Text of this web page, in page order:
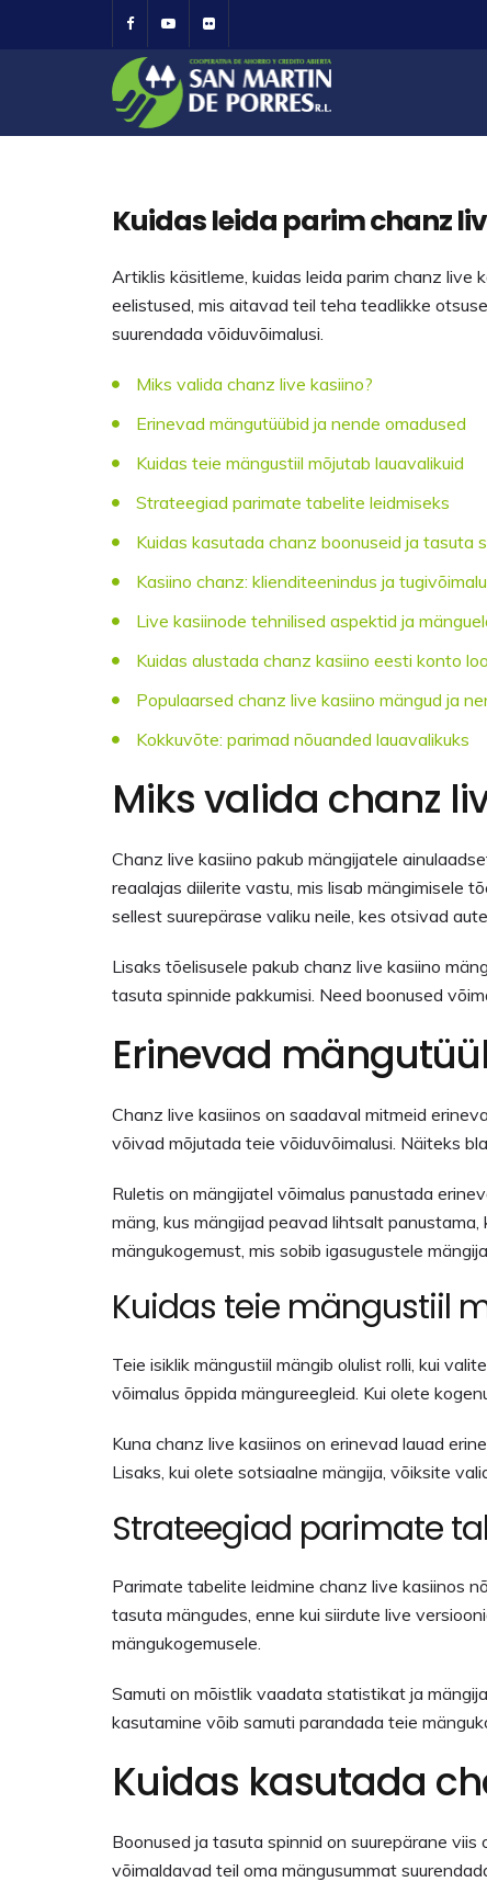
Kuidas leida parim chanz
Artiklis käsitleme, kuidas leida parim chanz live
eelistused, mis aitavad teil teha teadlikke
suurendada võiduvõimalusi.
Miks valida chanz live kasiino?
Erinevad mängutüübid ja nende omadused
Kuidas teie mängustiil mõjutab lauavalikuid
Strateegiad parimate tabelite leidmiseks
Kuidas kasutada chanz boonuseid ja tasuta
Kasiino chanz: klienditeenindus ja
Live kasiinode tehnilised aspektid ja
Kuidas alustada chanz kasiino eesti konto
Populaarsed chanz live kasiino mängud ja
Kokkuvõte: parimad nõuanded lauavalikuks
Miks valida chanz
Chanz live kasiino pakub mängijatele
reaalajas diilerite vastu, mis lisab mängimisele
sellest suurepärase valiku neile, kes otsivad
Lisaks tõelisusele pakub chanz live kasiino
tasuta spinnide pakkumisi. Need boonused
Erinevad
Chanz live kasiinos on saadaval mitmeid
võivad mõjutada teie võiduvõimalusi. Näiteks
Ruletis on mängijatel võimalus panustada
mäng, kus mängijad peavad lihtsalt
mängukogemust, mis sobib igasugustele
Kuidas teie mängustiil
Teie isiklik mängustiil mängib olulist rolli, kui
võimalus õppida mängureegleid. Kui olete
Kuna chanz live kasiinos on erinevad lauad
Lisaks, kui olete sotsiaalne mängija, võiksite
Strateegiad parimate
Parimate tabelite leidmine chanz live kasiinos
tasuta mängudes, enne kui siirdute live
mängukogemusele.
Samuti on mõistlik vaadata statistikat ja
kasutamine võib samuti parandada teie
Kuidas kasutada
Boonused ja tasuta spinnid on suurepärane
võimaldavad teil oma mängusummat